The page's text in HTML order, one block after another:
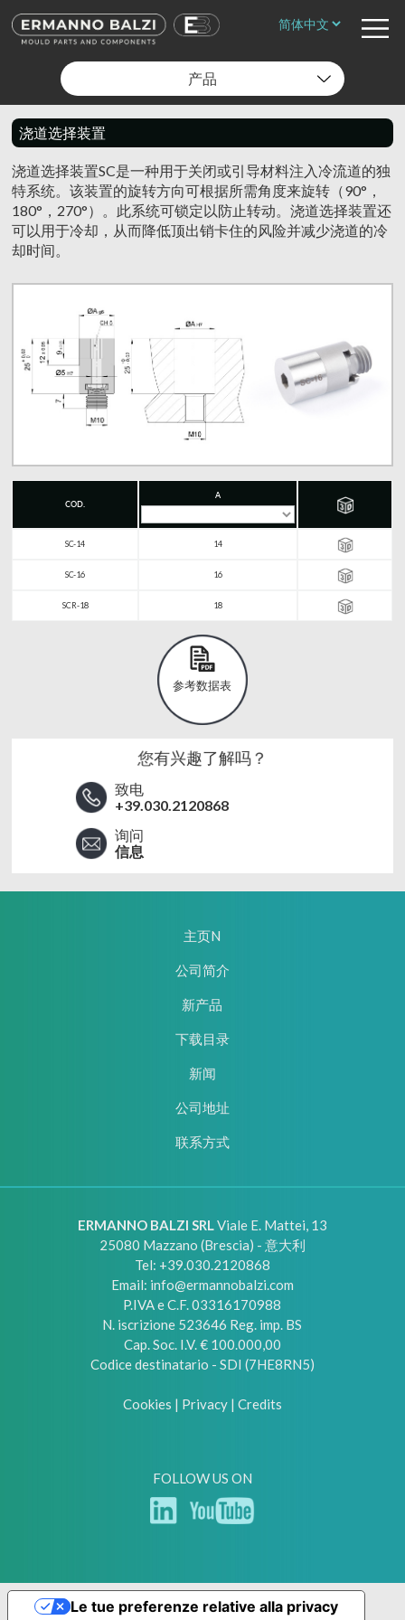
产品
浇道选择装置
浇道选择装置SC是一种用于关闭或引导材料注入冷流道的独
特系统。该装置的旋转方向可根据所需角度来旋转（90°，
180°，270°）。此系统可锁定以防止转动。浇道选择装置还
可以用于冷却，从而降低顶出销卡住的风险并减少浇道的冷
却时间。
COD.
A
SC-14 14
SC-16 16
SCR-18 18
参考数据表
您有兴趣了解吗？
致电
+39.030.2120868
询问
信息
ERMANNO BALZI SRLViale E. Mattei, 13
25080 Mazzano (Brescia) - 意大利
Tel: +39.030.2120868
Email: info@ermannobalzi.com
P.IVA e C.F. 03316170988
N. iscrizione 523646 Reg. imp. BS
Cap. Soc. I.V. € 100.000,00
Codice destinatario - SDI (7HE8RN5)
Cookies | Privacy| Credits
主页N
公司简介
新产品
下载目录
新闻
公司地址
联系方式
FOLLOW US ON
Le tue preferenze relative alla privacy